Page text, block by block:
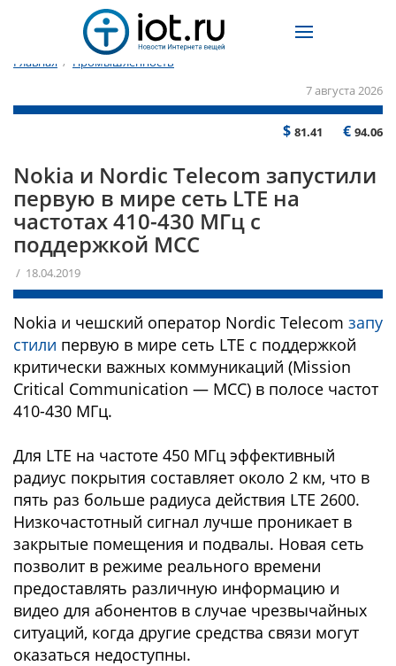
Главная / Промышленность
7 августа 2026
$ 81.41 € 94.06
Nokia и Nordic Telecom запустили
первую в мире сеть LTE на
частотах 410-430 МГц с
поддержкой MCC
/ 18.04.2019
Nokia и чешский оператор Nordic Telecom запу
стили первую в мире сеть LTE с поддержкой
критически важных коммуникаций (Mission
Critical Communication — MCC) в полосе частот
410-430 МГц.
Для LTE на частоте 450 МГц эффективный
радиус покрытия составляет около 2 км, что в
пять раз больше радиуса действия LTE 2600.
Низкочастотный сигнал лучше проникает в
закрытые помещения и подвалы. Новая сеть
позволит в режиме реального времени
предоставлять различную информацию и
видео для абонентов в случае чрезвычайных
ситуаций, когда другие средства связи могут
оказаться недоступны.